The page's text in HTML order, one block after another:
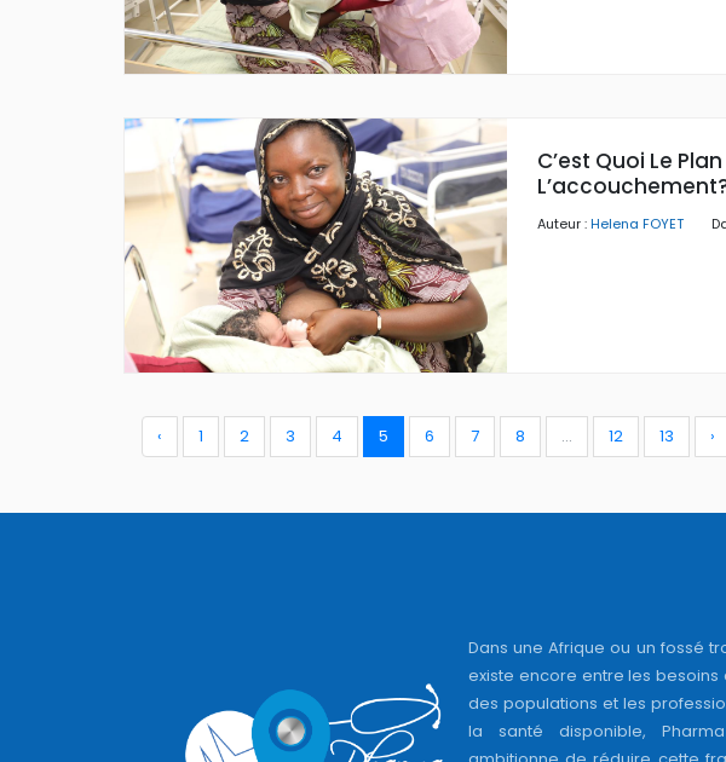
C’est Quoi Le
Auteur :Helena FOYET
‹ 1 2 3 4 5 6 7 8 ... 12 13 ›
Dans une Afrique ou un fossé
existe encore entre les besoins
des populations et les
la santé disponible,